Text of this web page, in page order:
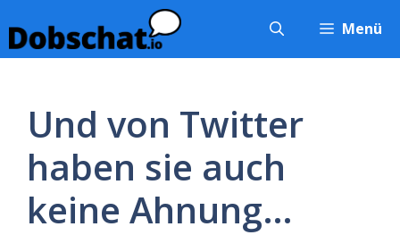
Inhalt
springen
Menü
Und von Twitter
haben sie auch
keine Ahnung…